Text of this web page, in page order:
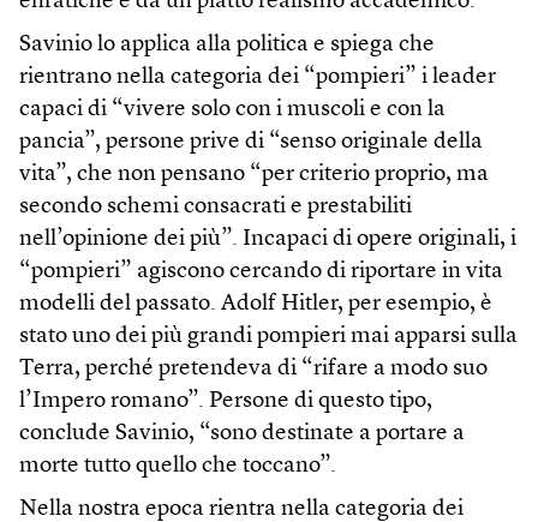
Savinio lo applica alla politica e spiega che
rientrano nella categoria dei “pompieri” i leader
capaci di “vivere solo con i muscoli e con la
pancia”, persone prive di “senso originale della
vita”, che non pensano “per criterio proprio, ma
secondo schemi consacrati e prestabiliti
nell’opinione dei più”. Incapaci di opere originali, i
“pompieri” agiscono cercando di riportare in vita
modelli del passato. Adolf Hitler, per esempio, è
stato uno dei più grandi pompieri mai apparsi sulla
Terra, perché pretendeva di “rifare a modo suo
l’Impero romano”. Persone di questo tipo,
conclude Savinio, “sono destinate a portare a
morte tutto quello che toccano”.
Nella nostra epoca rientra nella categoria dei